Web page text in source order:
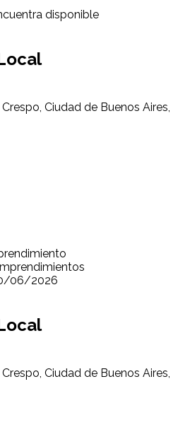
disponible
Ciudad de Buenos Aires,
06/2026
Ciudad de Buenos Aires,